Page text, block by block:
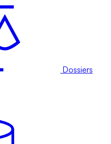
Dossiers